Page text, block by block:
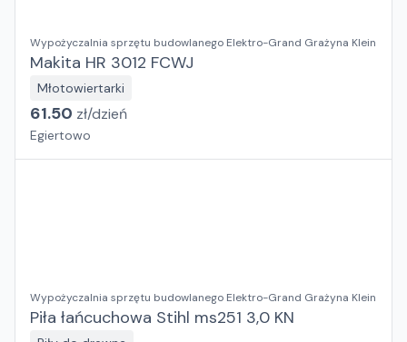
Wypożyczalnia sprzętu budowlanego Elektro-Grand Grażyna Klein
Makita HR 3012 FCWJ
Młotowiertarki
61.50 zł/dzień
Egiertowo
Wypożyczalnia sprzętu budowlanego Elektro-Grand Grażyna Klein
Piła łańcuchowa Stihl ms251 3,0 KN